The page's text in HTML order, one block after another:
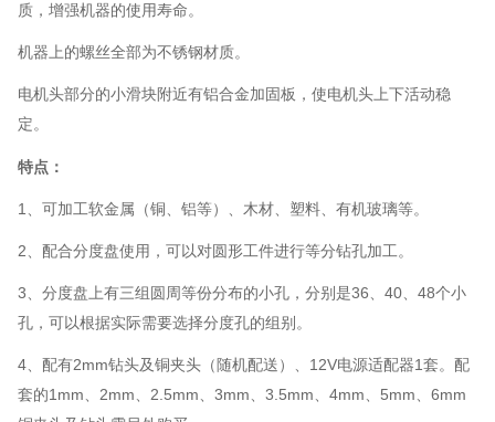
质，增强机器的使用寿命。
机器上的螺丝全部为不锈钢材质。
电机头部分的小滑块附近有铝合金加固板，使电机头上下活动稳
定。
特点：
1、可加工软金属（铜、铝等）、木材、塑料、有机玻璃等。
2、配合分度盘使用，可以对圆形工件进行等分钻孔加工。
3、分度盘上有三组圆周等份分布的小孔，分别是36、40、48个小
孔，可以根据实际需要选择分度孔的组别。
4、配有2mm钻头及铜夹头（随机配送）、12V电源适配器1套。配
套的1mm、2mm、2.5mm、3mm、3.5mm、4mm、5mm、6mm